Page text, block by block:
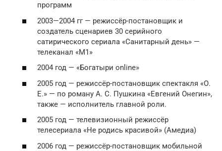
программ
2003—2004 гг — режиссёр-постановщик и
создатель сценариев 30 серийного
сатирического сериала «Санитарный день» —
телеканал «М1»
2004 год — «Богатыри online»
2005 год — режиссёр-постановщик спектакля «О.
Е.» — по роману А. С. Пушкина «Евгений Онегин»,
также — исполнитель главной роли.
2005 год — телевизионный режиссёр
телесериала «Не родись красивой» (Амедиа)
2006 год — режиссёр-постановщик мобильной